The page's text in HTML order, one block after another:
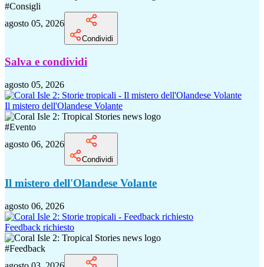
#Consigli
agosto 05, 2026
Condividi
Salva e condividi
agosto 05, 2026
Il mistero dell'Olandese Volante
#Evento
agosto 06, 2026
Condividi
Il mistero dell'Olandese Volante
agosto 06, 2026
Feedback richiesto
#Feedback